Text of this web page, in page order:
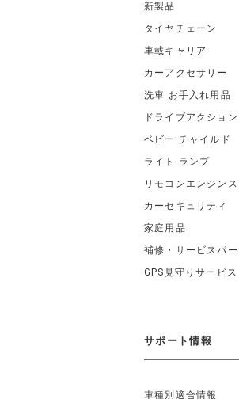
新製品
タイヤチェーン
車載キャリア
カーアクセサリー
洗車 お手入れ用品
ドライブアクショ
ベビー チャイルド
ライト ランプ
リモコンエンジン
カーセキュリティ
家庭用品
補修・サービスパー
GPS見守りサービス
サポート情報
車種別適合情報